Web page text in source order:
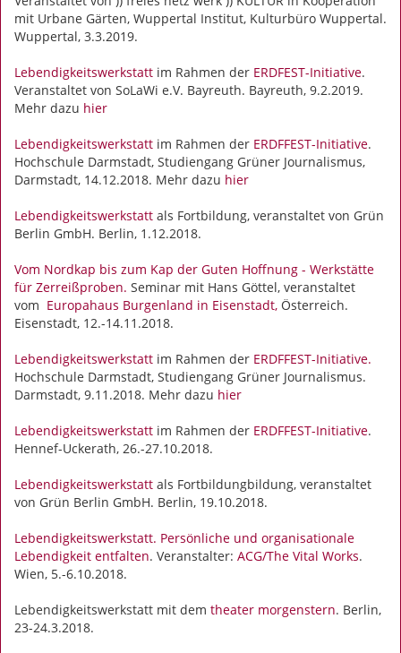
mit Urbane Gärten, Wuppertal Institut, Kulturbüro Wuppertal.
Wuppertal, 3.3.2019.
Lebendigkeitswerkstatt im Rahmen der ERDFEST-Initiative.
Veranstaltet von SoLaWi e.V. Bayreuth. Bayreuth, 9.2.2019.
Mehr dazu hier
Lebendigkeitswerkstatt im Rahmen der ERDFFEST-Initiative.
Hochschule Darmstadt, Studiengang Grüner Journalismus,
Darmstadt, 14.12.2018. Mehr dazu hier
Lebendigkeitswerkstatt als Fortbildung, veranstaltet von Grün
Berlin GmbH. Berlin, 1.12.2018.
Vom Nordkap bis zum Kap der Guten Hoffnung - Werkstätte
für Zerreißproben. Seminar mit Hans Göttel, veranstaltet
vom Europahaus Burgenland in Eisenstadt, Österreich.
Eisenstadt, 12.-14.11.2018.
Lebendigkeitswerkstatt im Rahmen der ERDFFEST-Initiative.
Hochschule Darmstadt, Studiengang Grüner Journalismus.
Darmstadt, 9.11.2018. Mehr dazu hier
Lebendigkeitswerkstatt im Rahmen der ERDFFEST-Initiative.
Hennef-Uckerath, 26.-27.10.2018.
Lebendigkeitswerkstatt als Fortbildungbildung, veranstaltet
von Grün Berlin GmbH. Berlin, 19.10.2018.
Lebendigkeitswerkstatt. Persönliche und organisationale
Lebendigkeit entfalten. Veranstalter: ACG/The Vital Works.
Wien, 5.-6.10.2018.
Lebendigkeitswerkstatt mit dem theater morgenstern. Berlin,
23-24.3.2018.